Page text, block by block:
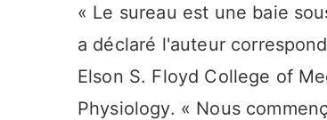
« Le sureau est une baie
a déclaré l'auteur
Elson S. Floyd College of
Physiology. « Nous